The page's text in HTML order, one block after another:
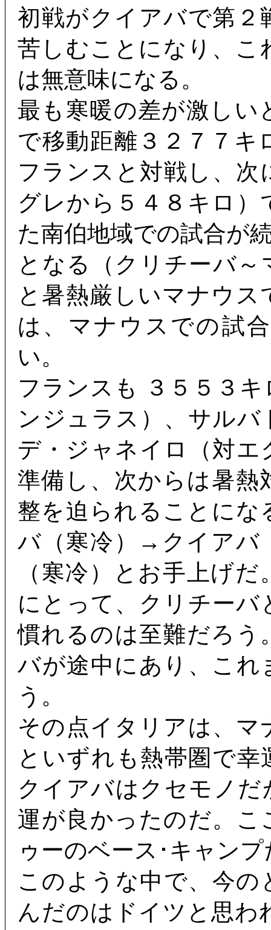
初戦がクイアバで第２
苦しむことになり、こ
は無意味になる。
最も寒暖の差が激しい
で移動距離３２７７
フランスと対戦し、
グレから５４８キロ
た南伯地域での試合が
となる（クリチーバ
と暑熱厳しいマナウ
は、マナウスでの試
い。
フランスも ３５５３
ンジュラス）、サル
デ・ジャネイロ（対
準備し、次からは暑熱
整を迫られることにな
バ（寒冷）→クイアバ
（寒冷）とお手上げ
にとって、クリチー
慣れるのは至難だろう
バが途中にあり、これ
う。
その点イタリアは、
といずれも熱帯圏で
クイアバはクセモノ
運が良かったのだ。こ
ゥーのベース･キャン
このような中で、今
んだのはドイツと思わ